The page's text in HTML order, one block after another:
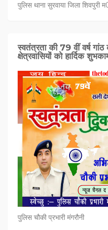
पुलिस थाना सुरवाया जिला शिवपुरी
स्वतंत्रता की 79 वीं वर्ष
क्षेत्रवासियों को हार्दिक
पुलिस चौकी प्रभारी मंगरौनी